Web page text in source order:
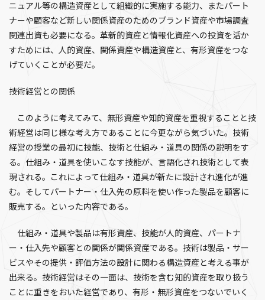
ニュアル等の構造資産として組織的に実施する能力、またパート
ナーや顧客など新しい関係資産のためのブランド資産や市場調査
関連出資も必要になる。革新的資産と情報化資産への投資を活か
すためには、人的資産、関係資産や構造資産と、有形資産をつな
げていくことが必要だ。
技術経営との関係
このように考えてみて、無形資産や知的資産を重視することと技
術経営は同じ様な考え方であることに今更ながら気づいた。技術
経営の授業の最初に技能、技術と仕組み・道具の関係の説明をす
る。仕組み・道具を使いこなす技能が、言語化され技術として表
現される。これによって仕組み・道具が新たに設計され進化が進
む。そしてパートナー・仕入先の原料を使い作った製品を顧客に
販売する。といった内容である。
仕組み・道具や製品は有形資産、技能が人的資産、パートナ
ー・仕入先や顧客との関係が関係資産である。技術は製品・サー
ビスやその提供・評価方法の設計に関わる構造資産と考える事が
出来る。技術経営はその一面は、技術を含む知的資産を取り扱う
ことに重きをおいた経営であり、有形・無形資産をつないでいく